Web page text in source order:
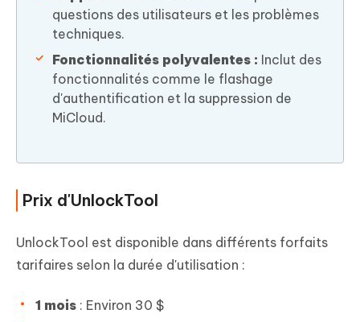
questions des utilisateurs et les problèmes
techniques.
Fonctionnalités polyvalentes : Inclut des
fonctionnalités comme le flashage
d'authentification et la suppression de
MiCloud.
Prix d'UnlockTool
UnlockTool est disponible dans différents forfaits
tarifaires selon la durée d'utilisation :
1 mois : Environ 30 $